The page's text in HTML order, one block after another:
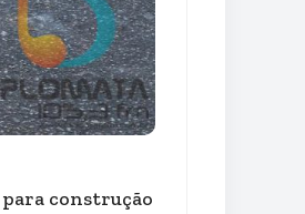
construção